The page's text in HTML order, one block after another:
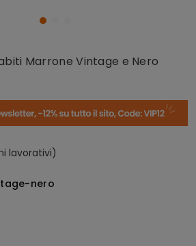
Marrone Vintage e Nero
lavorativi)
nero